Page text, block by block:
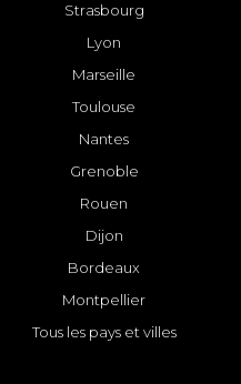
Strasbourg
Lyon
Marseille
Toulouse
Nantes
Grenoble
Rouen
Dijon
Bordeaux
Montpellier
Tous les pays et villes